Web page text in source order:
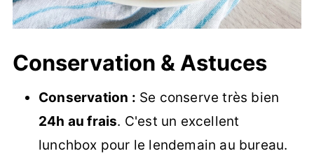
Conservation & Astuces
Conservation : Se conserve très bien
24h au frais. C'est un excellent
lunchbox pour le lendemain au bureau.